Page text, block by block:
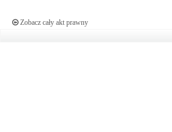
Zobacz cały akt prawny